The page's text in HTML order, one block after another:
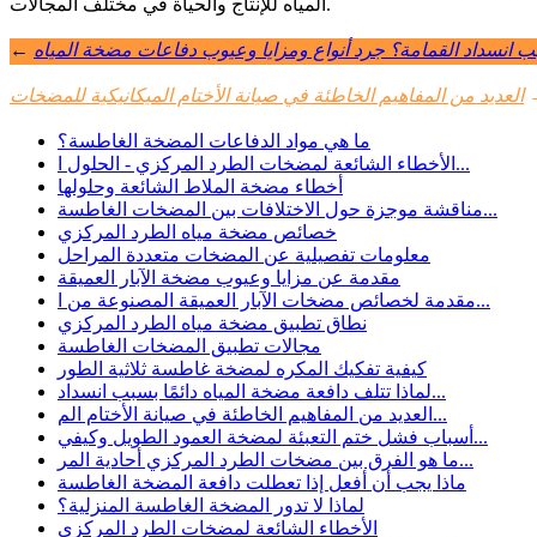
← انسداد القمامة؟ جرد أنواع ومزايا وعيوب دفاعات مضخة المياه
العديد من المفاهيم الخاطئة في صيانة الأختام الميكانيكية للمضخات
ما هي مواد الدفاعات المضخة الغاطسة؟
الأخطاء الشائعة لمضخات الطرد المركزي - الحلول ا...
أخطاء مضخة الملاط الشائعة وحلولها
مناقشة موجزة حول الاختلافات بين المضخات الغاطسة...
خصائص مضخة مياه الطرد المركزي
معلومات تفصيلية عن المضخات متعددة المراحل
مقدمة عن مزايا وعيوب مضخة الآبار العميقة
مقدمة لخصائص مضخات الآبار العميقة المصنوعة من ا...
نطاق تطبيق مضخة مياه الطرد المركزي
مجالات تطبيق المضخات الغاطسة
كيفية تفكيك المكره لمضخة غاطسة ثلاثية الطور
لماذا تتلف دافعة مضخة المياه دائمًا بسبب انسداد...
العديد من المفاهيم الخاطئة في صيانة الأختام الم...
أسباب فشل ختم التعبئة لمضخة العمود الطويل وكيفي...
ما هو الفرق بين مضخات الطرد المركزي أحادية المر...
ماذا يجب أن أفعل إذا تعطلت دافعة المضخة الغاطسة
لماذا لا تدور المضخة الغاطسة المنزلية؟
الأخطاء الشائعة لمضخات الطرد المركزي